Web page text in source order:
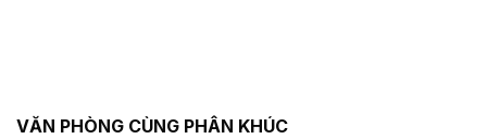
VĂN PHÒNG CÙNG PHÂN KHÚC